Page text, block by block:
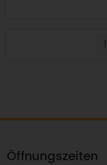
1
Öffnungszeiten